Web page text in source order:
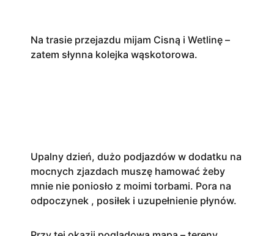
Na trasie przejazdu mijam Cisną i Wetlinę –
zatem słynna kolejka wąskotorowa.
Upalny dzień, dużo podjazdów w dodatku na
mocnych zjazdach muszę hamować żeby
mnie nie poniosło z moimi torbami. Pora na
odpoczynek , posiłek i uzupełnienie płynów.